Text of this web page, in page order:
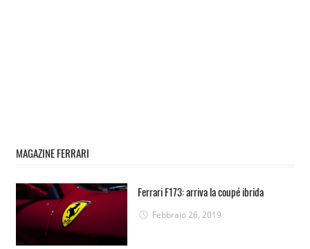
MAGAZINE FERRARI
Ferrari F173: arriva la coupé ibrida
Febbraio 26, 2019